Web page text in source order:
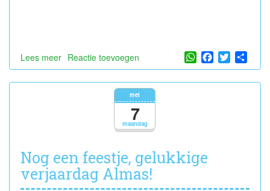
Lees meer over
hiep
hiep
Reactie toevoegen WhatsApp
Facebook
Twitter
maandag
mei
7
Nog een feestje, gelukkige
verjaardag Almas!